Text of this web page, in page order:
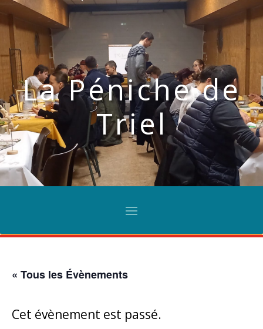
La Péniche de
Triel
« Tous les Évènements
Cet évènement est passé.